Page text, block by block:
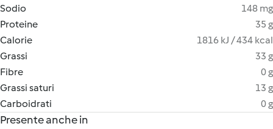
Sodio
148 mg
Proteine
35 g
Calorie
1816 kJ / 434 kcal
Grassi
33 g
Fibre
0 g
Grassi saturi
13 g
Carboidrati
0 g
Presente anche in